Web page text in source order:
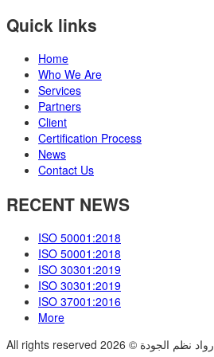
Quick links
Home
Who We Are
Services
Partners
Client
Certification Process
News
Contact Us
RECENT NEWS
ISO 50001:2018
ISO 50001:2018
ISO 30301:2019
ISO 30301:2019
ISO 37001:2016
More
All rights reserved رواد نظم الجودة © 2026